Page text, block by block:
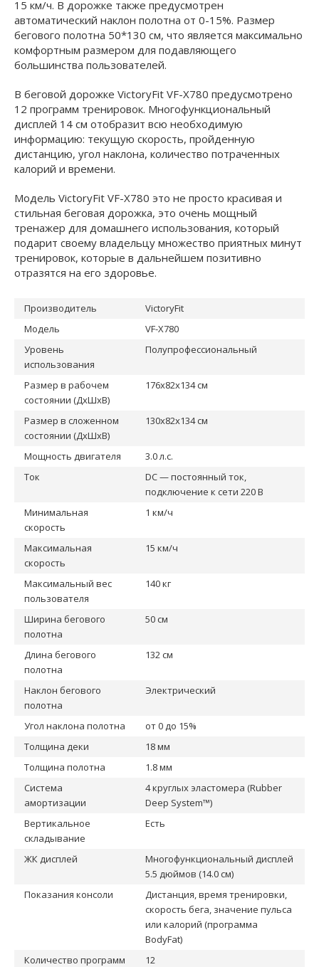
15 км/ч. В дорожке также предусмотрен
автоматический наклон полотна от 0-15%. Размер
бегового полотна 50*130 см, что является максимально
комфортным размером для подавляющего
большинства пользователей.
В беговой дорожке VictoryFit VF-X780 предусмотрено
12 программ тренировок. Многофункциональный
дисплей 14 см отобразит всю необходимую
информацию: текущую скорость, пройденную
дистанцию, угол наклона, количество потраченных
калорий и времени.
Модель VictoryFit VF-X780 это не просто красивая и
стильная беговая дорожка, это очень мощный
тренажер для домашнего использования, который
подарит своему владельцу множество приятных минут
тренировок, которые в дальнейшем позитивно
отразятся на его здоровье.
Производитель
VictoryFit
Модель
VF-X780
Уровень
использования
Полупрофессиональный
Размер в рабочем
состоянии (ДxШxВ)
176x82x134 см
Размер в сложенном
состоянии (ДxШxВ)
130x82x134 см
Мощность двигателя
3.0 л.с.
Ток
DC — постоянный ток,
подключение к сети 220 В
Минимальная
скорость
1 км/ч
Максимальная
скорость
15 км/ч
Максимальный вес
пользователя
140 кг
Ширина бегового
полотна
50 см
Длина бегового
полотна
132 см
Наклон бегового
полотна
Электрический
Угол наклона полотна
от 0 до 15%
Толщина деки
18 мм
Толщина полотна
1.8 мм
Система
амортизации
4 круглых эластомера (Rubber
Deep System™)
Вертикальное
складывание
Есть
ЖК дисплей
Многофункциональный дисплей
5.5 дюймов (14.0 см)
Показания консоли
Дистанция, время тренировки,
скорость бега, значение пульса
или калорий (программа
BodyFat)
Количество программ
12